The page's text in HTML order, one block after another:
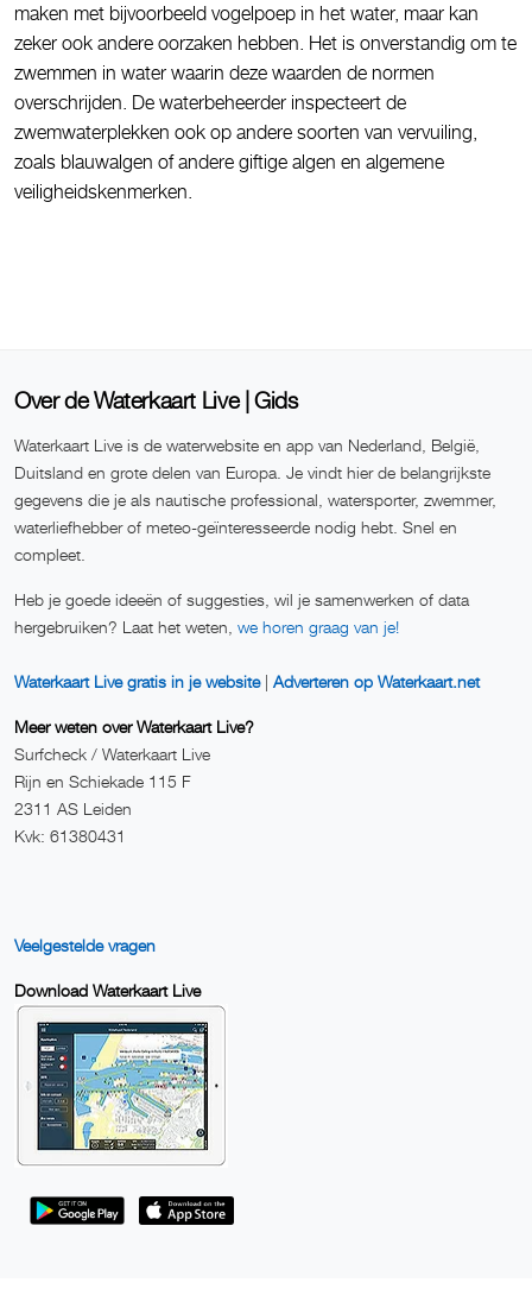
maken met bijvoorbeeld vogelpoep in het water, maar kan
zeker ook andere oorzaken hebben. Het is onverstandig om te
zwemmen in water waarin deze waarden de normen
overschrijden. De waterbeheerder inspecteert de
zwemwaterplekken ook op andere soorten van vervuiling,
zoals blauwalgen of andere giftige algen en algemene
veiligheidskenmerken.
Over de Waterkaart Live | Gids
Waterkaart Live is de waterwebsite en app van Nederland, België,
Duitsland en grote delen van Europa. Je vindt hier de belangrijkste
gegevens die je als nautische professional, watersporter, zwemmer,
waterliefhebber of meteo-geïnteresseerde nodig hebt. Snel en
compleet.
Heb je goede ideeën of suggesties, wil je samenwerken of data
hergebruiken? Laat het weten, we horen graag van je!
Waterkaart Live gratis in je website| Adverteren op Waterkaart.net
Meer weten over Waterkaart Live?
Surfcheck / Waterkaart Live
Rijn en Schiekade 115 F
2311 AS Leiden
Kvk: 61380431
Veelgestelde vragen
Download Waterkaart Live